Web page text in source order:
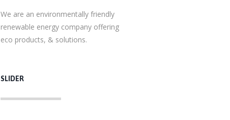
We are an environmentally friendly
renewable energy company offering
eco products, & solutions.
SLIDER